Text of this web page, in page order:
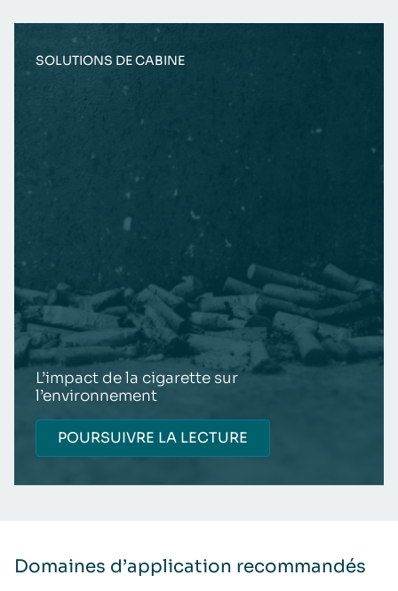
SOLUTIONS DE CABINE
L’impact de la cigarette sur
l’environnement
POURSUIVRE LA LECTURE
Domaines d’application recommandés